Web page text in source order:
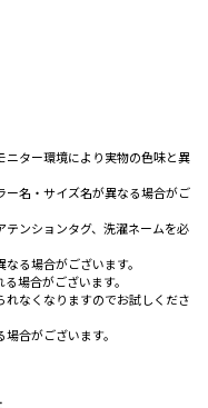
ター環境により実物の色味と異
名・サイズ名が異なる場合がご
ンションタグ、洗濯ネームを必
る場合がございます。
場合がございます。
なくなりますのでお試しくださ
合がございます。